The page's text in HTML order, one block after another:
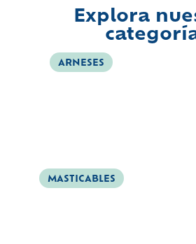
Explora
ARNESES
MASTICABLES